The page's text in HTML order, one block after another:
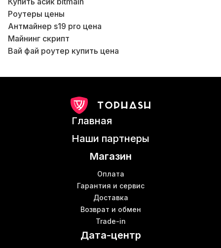
Роутеры цены
Антмайнер s19 pro цена
Майнинг скрипт
Вай фай роутер купить цена
Аппаратные кошельки для криптовалют
Аппаратный криптовалютный кошелек
Купить asic для майнинга в Украине
Помощь в майнинге
Asic miner s17 pro
Антмайнер е9 купить
Главная
Наши партнеры
Магазин
Оплата
Гарантия и сервис
Доставка
Возврат и обмен
Trade-in
Дата-центр